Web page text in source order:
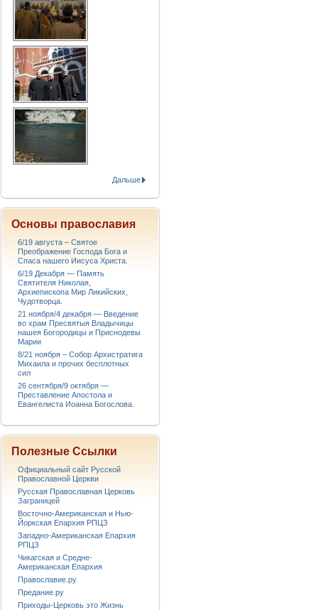
Дальше
Основы православия
6/19 августа – Святое
Преображение Господа Бога и
Спаса нашего Иисуса Христа.
6/19 Декабря — Память
Святителя Николая,
Архиепископа Мир Ликийских,
Чудотворца.
21 ноября/4 декабря — Введение
во храм Пресвятыя Владычицы
нашея Богородицы и Приснодевы
Марии
8/21 ноября – Собор Архистратига
Михаила и прочих бесплотных
сил
26 сентября/9 октября —
Преставление Апостола и
Евангелиста Иоанна Богослова.
Полезные Ссылки
Официальный сайт Русской
Православной Церкви
Русская Православная Церковь
Заграницей
Восточно-Американская и Нью-
Йоркская Епархия РПЦЗ
Западно-Американская Епархия
РПЦЗ
Чикагская и Средне-
Американская Епархия
Православие.ру
Предание.ру
Приходы-Церковь это Жизнь